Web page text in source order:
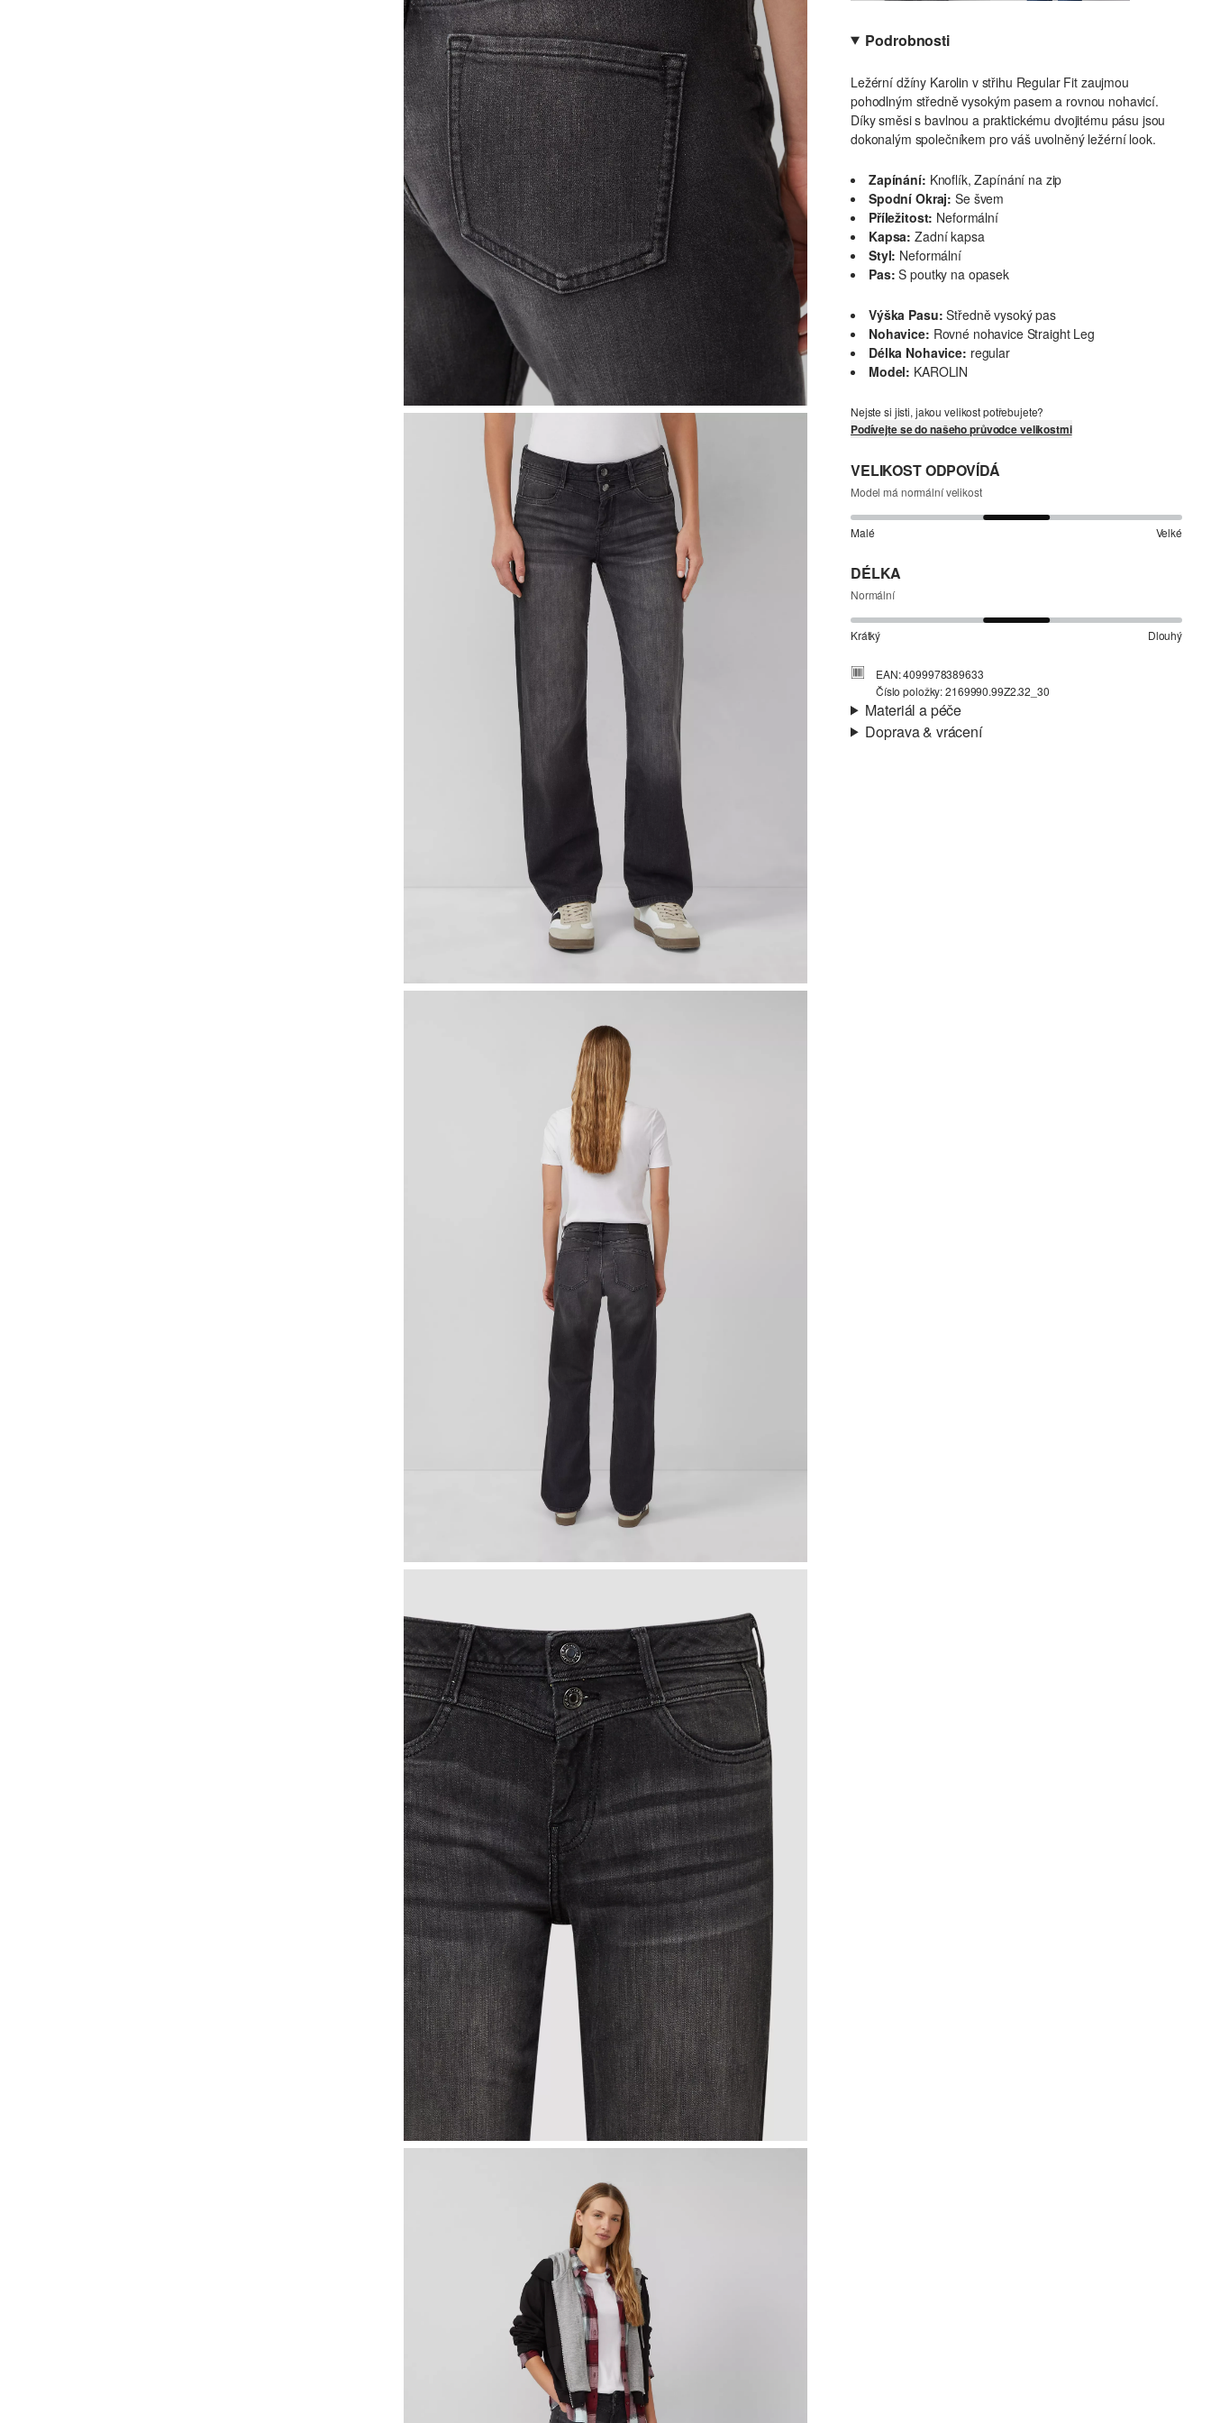
Podrobnosti
Ležérní džíny Karolin v střihu Regular Fit zaujmou
pohodlným středně vysokým pasem a rovnou nohavicí.
Díky směsi s bavlnou a praktickému dvojitému pásu jsou
dokonalým společníkem pro váš uvolněný ležérní look.
Zapínání: Knoflík, Zapínání na zip
Spodní Okraj: Se švem
Příležitost: Neformální
Kapsa: Zadní kapsa
Styl: Neformální
Pas: S poutky na opasek
Výška Pasu: Středně vysoký pas
Nohavice: Rovné nohavice Straight Leg
Délka Nohavice: regular
Model: KAROLIN
Nejste si jisti, jakou velikost potřebujete?
Podívejte se do našeho průvodce velikostmi
VELIKOST ODPOVÍDÁ
Model má normální velikost
Malé Velké
DÉLKA
Normální
Krátký Dlouhý
EAN: 4099978389633
Číslo položky: 2169990.99Z2.32_30
Materiál a péče
Doprava & vrácení